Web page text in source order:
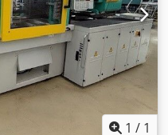
1 / 1